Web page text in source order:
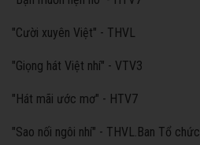
"Cười xuyên Việt" - THVL
"Giọng hát Việt nhí" - VTV3
"Hát mãi ước mơ" - HTV7
"Sao nối ngôi nhí" - THVL.Ban Tổ chức